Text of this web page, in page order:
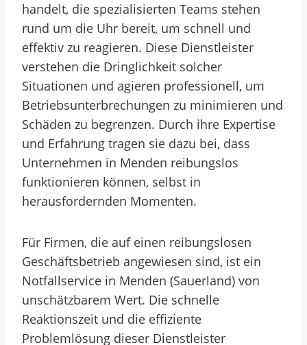
handelt, die spezialisierten Teams stehen
rund um die Uhr bereit, um schnell und
effektiv zu reagieren. Diese Dienstleister
verstehen die Dringlichkeit solcher
Situationen und agieren professionell, um
Betriebsunterbrechungen zu minimieren und
Schäden zu begrenzen. Durch ihre Expertise
und Erfahrung tragen sie dazu bei, dass
Unternehmen in Menden reibungslos
funktionieren können, selbst in
herausfordernden Momenten.
Für Firmen, die auf einen reibungslosen
Geschäftsbetrieb angewiesen sind, ist ein
Notfallservice in Menden (Sauerland) von
unschätzbarem Wert. Die schnelle
Reaktionszeit und die effiziente
Problemlösung dieser Dienstleister